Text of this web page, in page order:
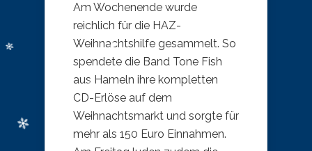
Am Wochenende wurde
reichlich für die HAZ-
Weihnachtshilfe gesammelt. So
spendete die Band Tone Fish
aus Hameln ihre kompletten
CD-Erlöse auf dem
Weihnachtsmarkt und sorgte für
mehr als 150 Euro Einnahmen.